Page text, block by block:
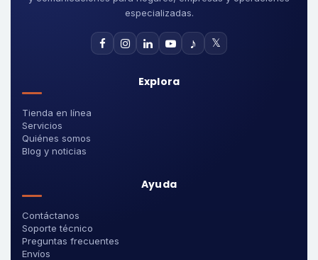
especializadas.
♪ 𝕏
Explora
Tienda en línea
Servicios
Quiénes somos
Blog y noticias
Ayuda
Contáctanos
Soporte técnico
Preguntas frecuentes
Envíos